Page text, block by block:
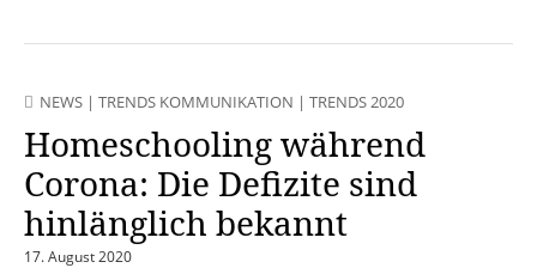
NEWS | TRENDS KOMMUNIKATION | TRENDS 2020
Homeschooling während
Corona: Die Defizite sind
hinlänglich bekannt
17. August 2020